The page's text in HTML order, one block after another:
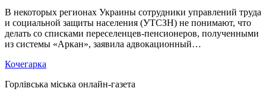
В некоторых регионах Украины сотрудники управлений труда
и социальной защиты населения (УТСЗН) не понимают, что
делать со списками переселенцев-пенсионеров, полученными
из системы «Аркан», заявила адвокационный…
Кочегарка
Горлівська міська онлайн-газета